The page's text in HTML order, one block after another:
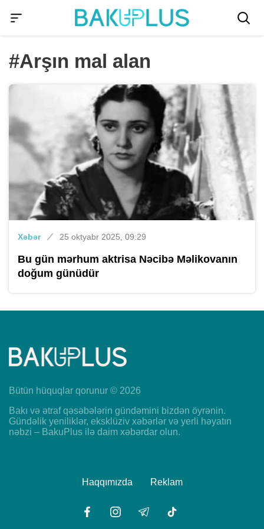
#Arşın mal alan
Xəbər 25 oktyabr 2025, 09:29
Bu gün mərhum aktrisa Nəcibə Məlikovanın
doğum günüdür
Bütün hüquqlar qorunur © 2026
Bakı və ətraf qəsəbələrin gündəmini bizdən öyrənin.
Gündəlik yeniliklər, eksklüziv xəbərlər və yerli həyatın
nəbzi – BakuPlus ilə daim xəbərdar olun.
Haqqımızda Reklam